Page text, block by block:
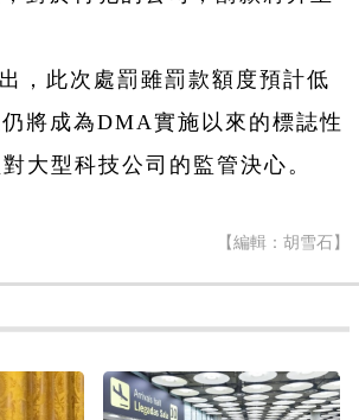
，此次處罰雖罰款額度預計低
將成為DMA實施以來的標誌性
大型科技公司的監管決心。
【編輯：胡雪石】